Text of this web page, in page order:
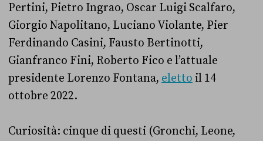
Pertini, Pietro Ingrao, Oscar Luigi Scalfaro,
Giorgio Napolitano, Luciano Violante, Pier
Ferdinando Casini, Fausto Bertinotti,
Gianfranco Fini, Roberto Fico e l’attuale
presidente Lorenzo Fontana, eletto il 14
ottobre 2022.
Curiosità: cinque di questi (Gronchi, Leone,